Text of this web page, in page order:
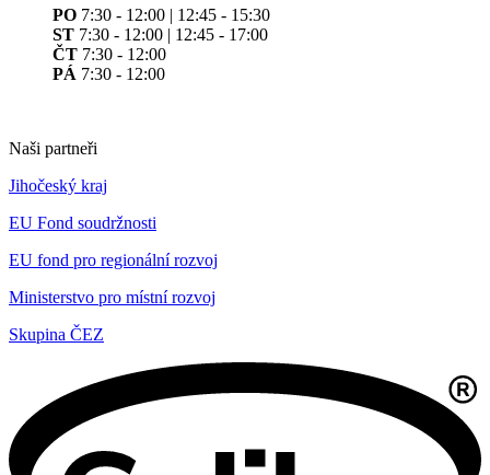
PO 7:30 - 12:00 | 12:45 - 15:30
ST 7:30 - 12:00 | 12:45 - 17:00
ČT 7:30 - 12:00
PÁ 7:30 - 12:00
Naši partneři
Jihočeský kraj
EU Fond soudržnosti
EU fond pro regionální rozvoj
Ministerstvo pro místní rozvoj
Skupina ČEZ